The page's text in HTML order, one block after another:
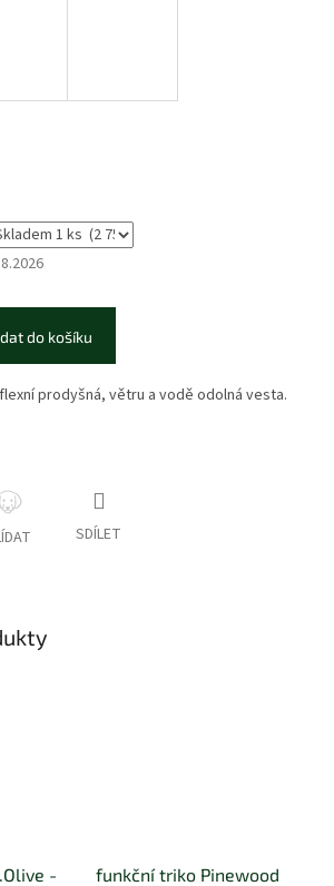
do košíku
prodyšná, větru a vodě odolná vesta.
SDÍLET
-
funkční triko Pinewood